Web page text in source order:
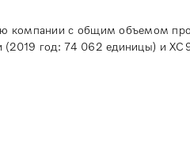
компании с общим объемом
год: 74 062 единицы) и